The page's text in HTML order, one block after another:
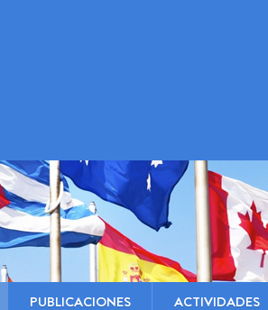
PUBLICACIONES ACTIVIDADES